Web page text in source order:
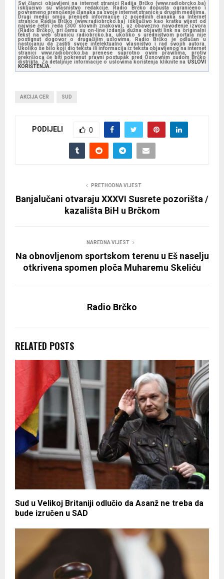
Svi članci objavljeni na internet stranici Radija Brčko (www.radiobrcko.ba)
isključivo su vlasništvo redakcije. Radio Brčko dopušta ograničeno i
povremeno prenošenje članaka sa svoje internet stranice u drugim medijima.
Drugi mediji smiju prenijeti informacije iz pojedinih članaka sa Internet
stranice Radija Brčko (www.radiobrcko.ba) isključivo kao kratku vijest od
najviše četiri reda (300 slovnih znakova), uz obavezno navođenje izvora
(Radio Brčko), pri čemu su on-line izdanja dužna objaviti link na originalni
tekst na web stranicu radiobrcko.ba, ukoliko s uredništvom portala nije
postignut dogovor o drugačijim uslovima. Radio Brčko je odlučan u
nastojanju da zaštiti svoje intelektualno vlasništvo i rad svojih autora.
Ukoliko se bilo koji dio teksta ili informacija iz teksta objavljenog na internet
stranici www.radiobrcko.ba prenese suprotno ovim pravilima, protiv
prekršioca će biti pokrenut pravni postupak pred Osnovnim sudom Brčko
distrikta. Za detaljnije informacije o uslovima korištenja kliknite na USLOVI
KORIŠTENJA.
AKCIJA CER SUD
PODIJELI 0
PRETHODNA VIJEST
Banjalučani otvaraju XXXVI Susrete pozorišta /
kazališta BiH u Brčkom
NAREDNA VIJEST
Na obnovljenom sportskom terenu u Eš naselju
otkrivena spomen ploča Muharemu Skeliću
Radio Brčko
RELATED POSTS
Sud u Velikoj Britaniji odlučio da Asanž ne treba da
bude izručen u SAD